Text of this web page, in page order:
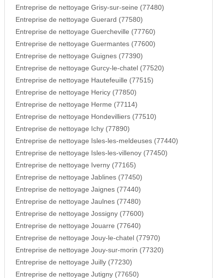
Entreprise de nettoyage Grisy-sur-seine (77480)
Entreprise de nettoyage Guerard (77580)
Entreprise de nettoyage Guercheville (77760)
Entreprise de nettoyage Guermantes (77600)
Entreprise de nettoyage Guignes (77390)
Entreprise de nettoyage Gurcy-le-chatel (77520)
Entreprise de nettoyage Hautefeuille (77515)
Entreprise de nettoyage Hericy (77850)
Entreprise de nettoyage Herme (77114)
Entreprise de nettoyage Hondevilliers (77510)
Entreprise de nettoyage Ichy (77890)
Entreprise de nettoyage Isles-les-meldeuses (77440)
Entreprise de nettoyage Isles-les-villenoy (77450)
Entreprise de nettoyage Iverny (77165)
Entreprise de nettoyage Jablines (77450)
Entreprise de nettoyage Jaignes (77440)
Entreprise de nettoyage Jaulnes (77480)
Entreprise de nettoyage Jossigny (77600)
Entreprise de nettoyage Jouarre (77640)
Entreprise de nettoyage Jouy-le-chatel (77970)
Entreprise de nettoyage Jouy-sur-morin (77320)
Entreprise de nettoyage Juilly (77230)
Entreprise de nettoyage Jutigny (77650)